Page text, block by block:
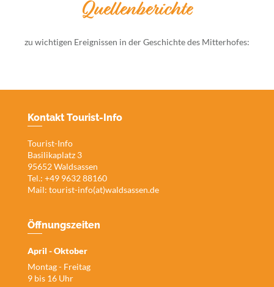
Quellenberichte
zu wichtigen Ereignissen in der Geschichte des Mitterhofes:
Kontakt Tourist-Info
Tourist-Info
Basilikaplatz 3
95652 Waldsassen
Tel.: +49 9632 88160
Mail: tourist-info(at)waldsassen.de
Öffnungszeiten
April - Oktober
Montag - Freitag
9 bis 16 Uhr